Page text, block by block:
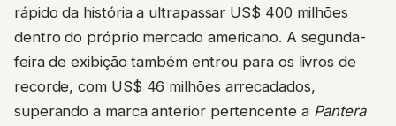
rápido da história a ultrapassar US$ 400 milhões
dentro do próprio mercado americano. A segunda-
feira de exibição também entrou para os livros de
recorde, com US$ 46 milhões arrecadados,
superando a marca anterior pertencente a Pantera